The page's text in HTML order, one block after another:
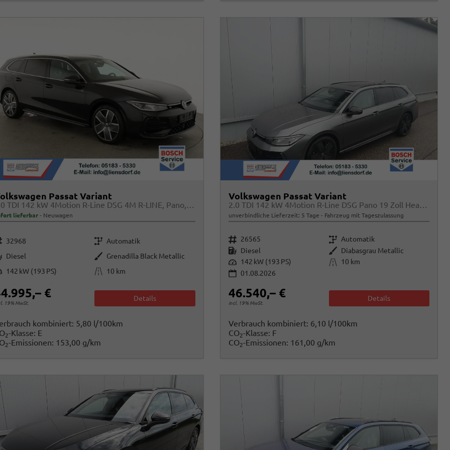
Passat Variant
2.0 TDI 142 kW 4Motion R-Line DSG 4M R-LINE, Pano, AHK, IQ.Light, HUD, 19-Zoll, AreaView, Navi, Side
lieferbar Neuwagen
32968 Getriebe Automatik
Diesel Außenfarbe Grenadilla Black Metallic
142 kW (193 PS) Kilometerstand 10 km
€
19% MwSt.
Details
kombiniert: 5,80 l/100km
2-Klasse: E
2-Emissionen: 153,00 g/km
Volkswagen Passat Variant
2.0 TDI 142 kW 4Motion R-Line DSG Pano 19 Zoll Head Up AHK Navi
unverbindliche Lieferzeit: 5 Tage Fahrzeug mit Tageszulassung
Fahrzeugnr. 26565 Getriebe Automatik
Kraftstoff Diesel Außenfarbe Diabasgrau Metallic
Leistung 142 kW (193 PS) Kilometerstand
10 km
01.08.2026
46.540,– €
incl. 19% MwSt.
Details
Verbrauch kombiniert: 6,10 l/100km
CO2-Klasse: F
CO2-Emissionen: 161,00 g/km